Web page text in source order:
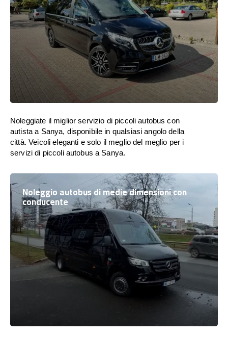
Noleggiate il miglior servizio di piccoli autobus con
autista a Sanya, disponibile in qualsiasi angolo della
città. Veicoli eleganti e solo il meglio del meglio per i
servizi di piccoli autobus a Sanya.
Noleggio autobus di medie dimensioni con
conducente